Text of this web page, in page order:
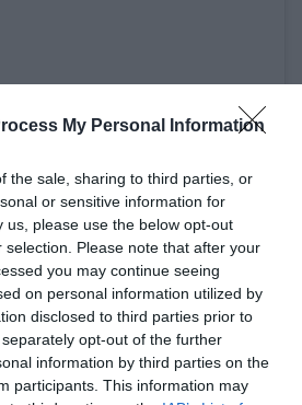
My Personal Information
the sale, sharing to third parties, or
or sensitive information for
us, please use the below opt-out
Please note that after your
you may continue seeing
on personal information utilized by
disclosed to third parties prior to
opt-out of the further
information by third parties on the
participants. This information may
post on Instagram